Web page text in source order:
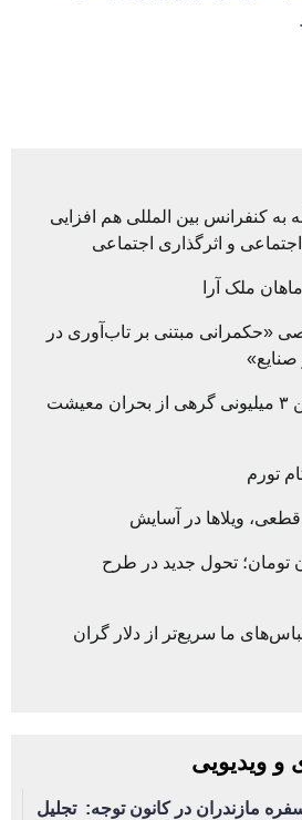
به کنفرانس بین المللی هم افزایی
و اثرگذاری اجتماعی
ملک آرا
«حکمرانی مبتنی بر تاب‌آوری در
آیا پیشنهاد حق مسکن ۳ میلیونی گرهی از بحران معیشت
تورم
قطعی، ویلاها در آسایش
۱ میلیون تومان؛ تحول جدید در طرح
ما سریع‌تر از دلار گران
ویدیویی
مازندران در کانون توجه: تجلیل